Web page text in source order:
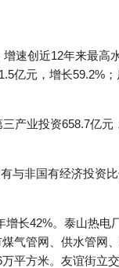
速创近12年来最高
亿元，增长59.2%
产业投资658.7亿元
与非国有经济投资
长42%。泰山热电
气管网、供水管网
平方米。友谊街立